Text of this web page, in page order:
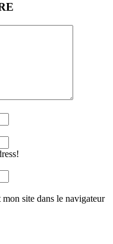
site dans le navigateur